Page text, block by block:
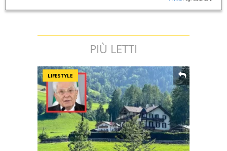
PIÙ LETTI
LIFESTYLE